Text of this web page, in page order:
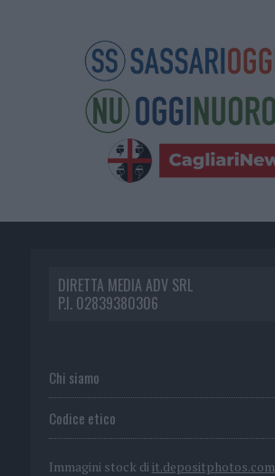
DIRETTA MEDIA ADV SRL
P.I. 02839380306
Chi siamo
Codice etico
Immagini stock di it.depositphotos.com